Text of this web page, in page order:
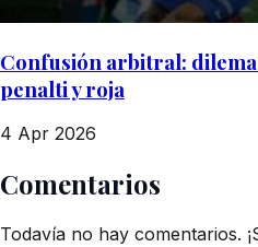
Confusión arbitral:
penalti y roja
4 Apr 2026
Comentarios
Todavía no hay comentarios.